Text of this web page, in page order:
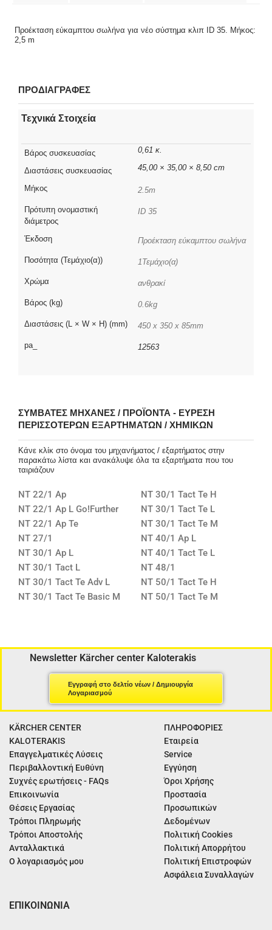
Προέκταση εύκαμπτου σωλήνα για νέο σύστημα κλιπ ID 35. Μήκος:
2,5 m
ΠΡΟΔΙΑΓΡΑΦΕΣ
Τεχνικά Στοιχεία
Βάρος συσκευασίας 0,61 κ.
Διαστάσεις συσκευασίας 45,00 × 35,00 × 8,50 cm
Μήκος 2.5m
Πρότυπη ονομαστική
διάμετρος
ID 35
Έκδοση Προέκταση εύκαμπτου σωλήνα
Ποσότητα (Τεμάχιο(α)) 1Τεμάχιο(α)
Χρώμα ανθρακί
Βάρος (kg) 0.6kg
Διαστάσεις (L × W × H) (mm) 450 x 350 x 85mm
pa_ 12563
ΣΥΜΒΑΤΈΣ ΜΗΧΑΝΈΣ / ΠΡΟΪΌΝΤΑ - ΕΎΡΕΣΗ
ΠΕΡΙΣΣΌΤΕΡΩΝ ΕΞΑΡΤΗΜΆΤΩΝ / ΧΗΜΙΚΏΝ
Κάνε κλίκ στο όνομα του μηχανήματος / εξαρτήματος στην
παρακάτω λίστα και ανακάλυψε όλα τα εξαρτήματα που του
ταιριάζουν
NT 22/1 Ap
NT 22/1 Ap L Go!Further
NT 22/1 Ap Te
NT 27/1
NT 30/1 Ap L
NT 30/1 Tact L
NT 30/1 Tact Te Adv L
NT 30/1 Tact Te Basic M
NT 30/1 Tact Te H
NT 30/1 Tact Te L
NT 30/1 Tact Te M
NT 40/1 Ap L
NT 40/1 Tact Te L
NT 48/1
NT 50/1 Tact Te H
NT 50/1 Tact Te M
Newsletter Kärcher center Kaloterakis
Εγγραφή στο δελτίο νέων / Δημιουργία
Λογαριασμού
KÄRCHER CENTER
KALOTERAKIS
Επαγγελματικές Λύσεις
Περιβαλλοντική Ευθύνη
Συχνές ερωτήσεις - FAQs
Επικοινωνία
Θέσεις Εργασίας
Τρόποι Πληρωμής
Τρόποι Αποστολής
Ανταλλακτικά
Ο λογαριασμός μου
ΠΛΗΡΟΦΟΡΙΕΣ
Εταιρεία
Service
Εγγύηση
Όροι Χρήσης
Προστασία
Προσωπικών
Δεδομένων
Πολιτική Cookies
Πολιτική Απορρήτου
Πολιτική Επιστροφών
Ασφάλεια Συναλλαγών
ΕΠΙΚΟΙΝΩΝΙΑ